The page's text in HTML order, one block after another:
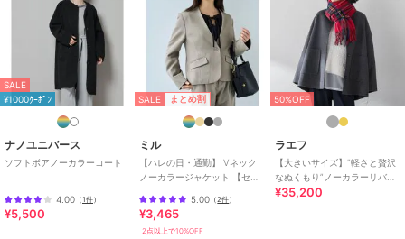
SALE
¥1000ｸｰﾎﾟﾝ
ナノユニバース
ソフトボアノーカラーコート
4.00 （1件）
¥5,500
SALE まとめ割
ミル
【ハレの日・通勤】 Vネック
ノーカラージャケット 【セッ
5.00 （2件）
¥3,465
2点以上で10%OFF
50%OFF
ラエフ
【大きいサイズ】”軽さと贅沢
なぬくもり”ノーカラーリバー
コート
¥35,200